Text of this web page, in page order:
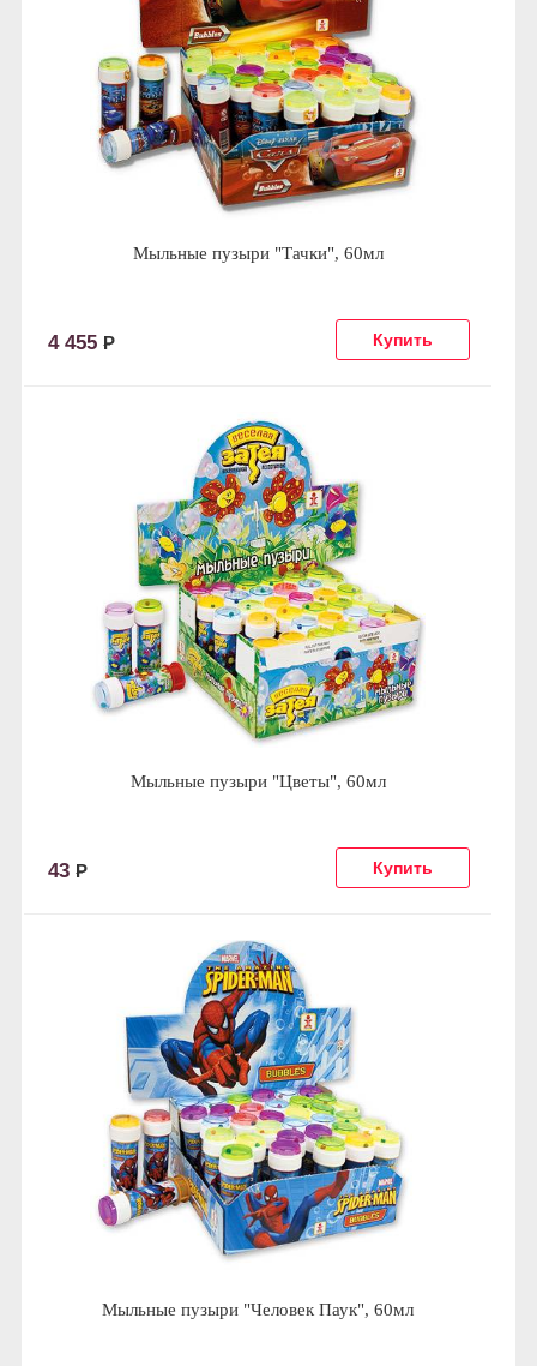
Мыльные пузыри "Тачки", 60мл
4 455 Р
Мыльные пузыри "Цветы", 60мл
43 Р
Мыльные пузыри "Человек Паук", 60мл